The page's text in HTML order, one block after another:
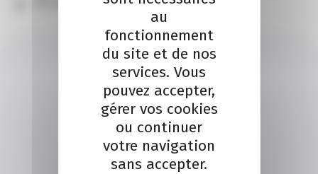
Sécuriser votre recrutement
JEAN-CHARLES AMOROZ
Je contacte un conseiller
au
fonctionnement
du site et de nos
services. Vous
pouvez accepter,
gérer vos cookies
ou continuer
votre navigation
sans accepter.